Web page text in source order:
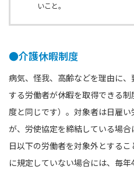
いこと。
●介護休暇制度
病気、怪我、高齢などを理由に
する労働者が休暇を取得できる
度と同じです）。対象者は日雇
が、労使協定を締結している場
日以下の労働者を対象外とする
に規定していない場合には、毎